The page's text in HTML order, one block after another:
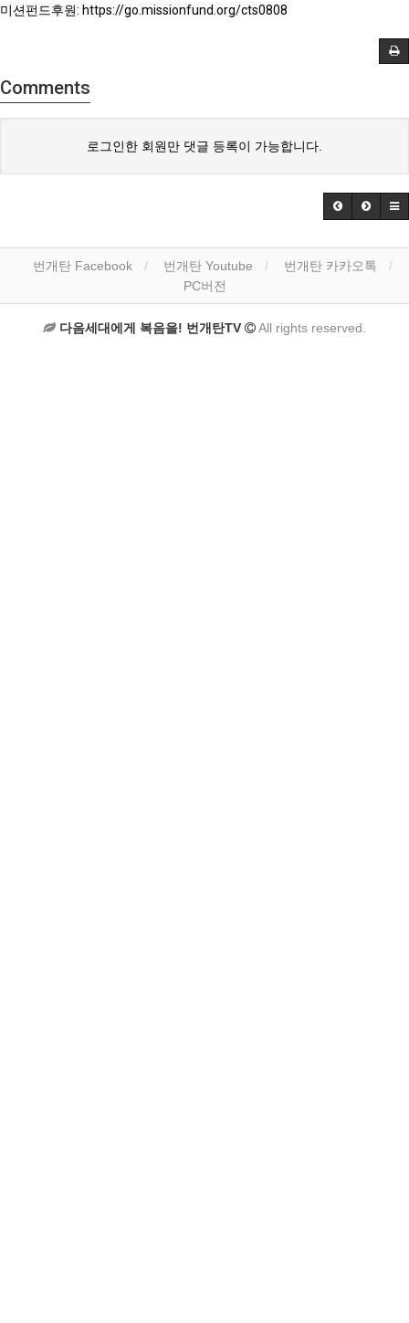
미션펀드후원: https://go.missionfund.org/cts0808
Comments
로그인한 회원만 댓글 등록이 가능합니다.
번개탄 Facebook 번개탄 Youtube
번개탄 카카오톡
PC버전
다음세대에게 복음을! 번개탄TV All rights reserved.